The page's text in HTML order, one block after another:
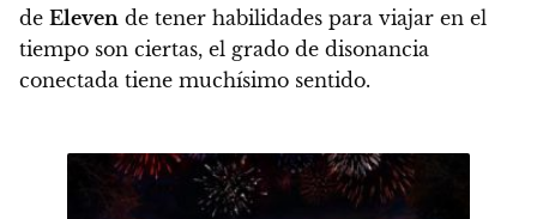
de Eleven de tener habilidades para viajar en el
tiempo son ciertas, el grado de disonancia
conectada tiene muchísimo sentido.